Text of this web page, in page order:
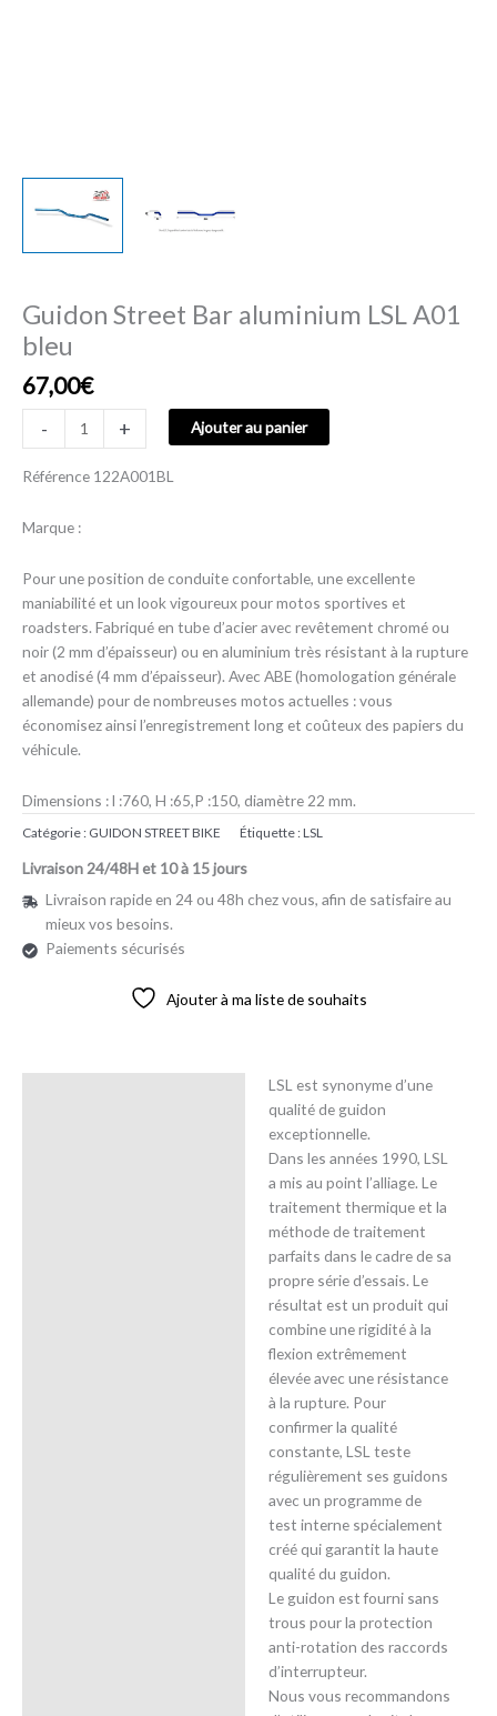
Guidon Street Bar aluminium LSL A01
bleu
67,00€
- + Ajouter au panier
Référence 122A001BL
Marque :
Pour une position de conduite confortable, une excellente
maniabilité et un look vigoureux pour motos sportives et
roadsters. Fabriqué en tube d’acier avec revêtement chromé ou
noir (2 mm d’épaisseur) ou en aluminium très résistant à la rupture
et anodisé (4 mm d’épaisseur). Avec ABE (homologation générale
allemande) pour de nombreuses motos actuelles : vous
économisez ainsi l’enregistrement long et coûteux des papiers du
véhicule.
Dimensions : l :760, H :65,P :150, diamètre 22 mm.
Catégorie : GUIDON STREET BIKE Étiquette :LSL
Livraison 24/48H et 10 à 15 jours
Livraison rapide en 24 ou 48h chez vous, afin de satisfaire au
mieux vos besoins.
Paiements sécurisés
Ajouter à ma liste de souhaits
LSL est synonyme d’une
qualité de guidon
exceptionnelle.
Dans les années 1990, LSL
a mis au point l’alliage. Le
traitement thermique et la
méthode de traitement
parfaits dans le cadre de sa
propre série d’essais. Le
résultat est un produit qui
combine une rigidité à la
flexion extrêmement
élevée avec une résistance
à la rupture. Pour
confirmer la qualité
constante, LSL teste
régulièrement ses guidons
avec un programme de
test interne spécialement
créé qui garantit la haute
qualité du guidon.
Le guidon est fourni sans
trous pour la protection
anti-rotation des raccords
d’interrupteur.
Nous vous recommandons